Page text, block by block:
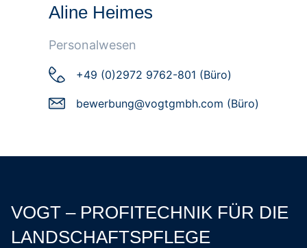
Aline Heimes
Personalwesen
+49 (0)2972 9762-801 (Büro)
bewerbung@vogtgmbh.com (Büro)
VOGT – PROFITECHNIK FÜR DIE
LANDSCHAFTSPFLEGE